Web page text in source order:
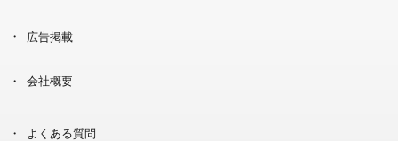
広告掲載
会社概要
よくある質問